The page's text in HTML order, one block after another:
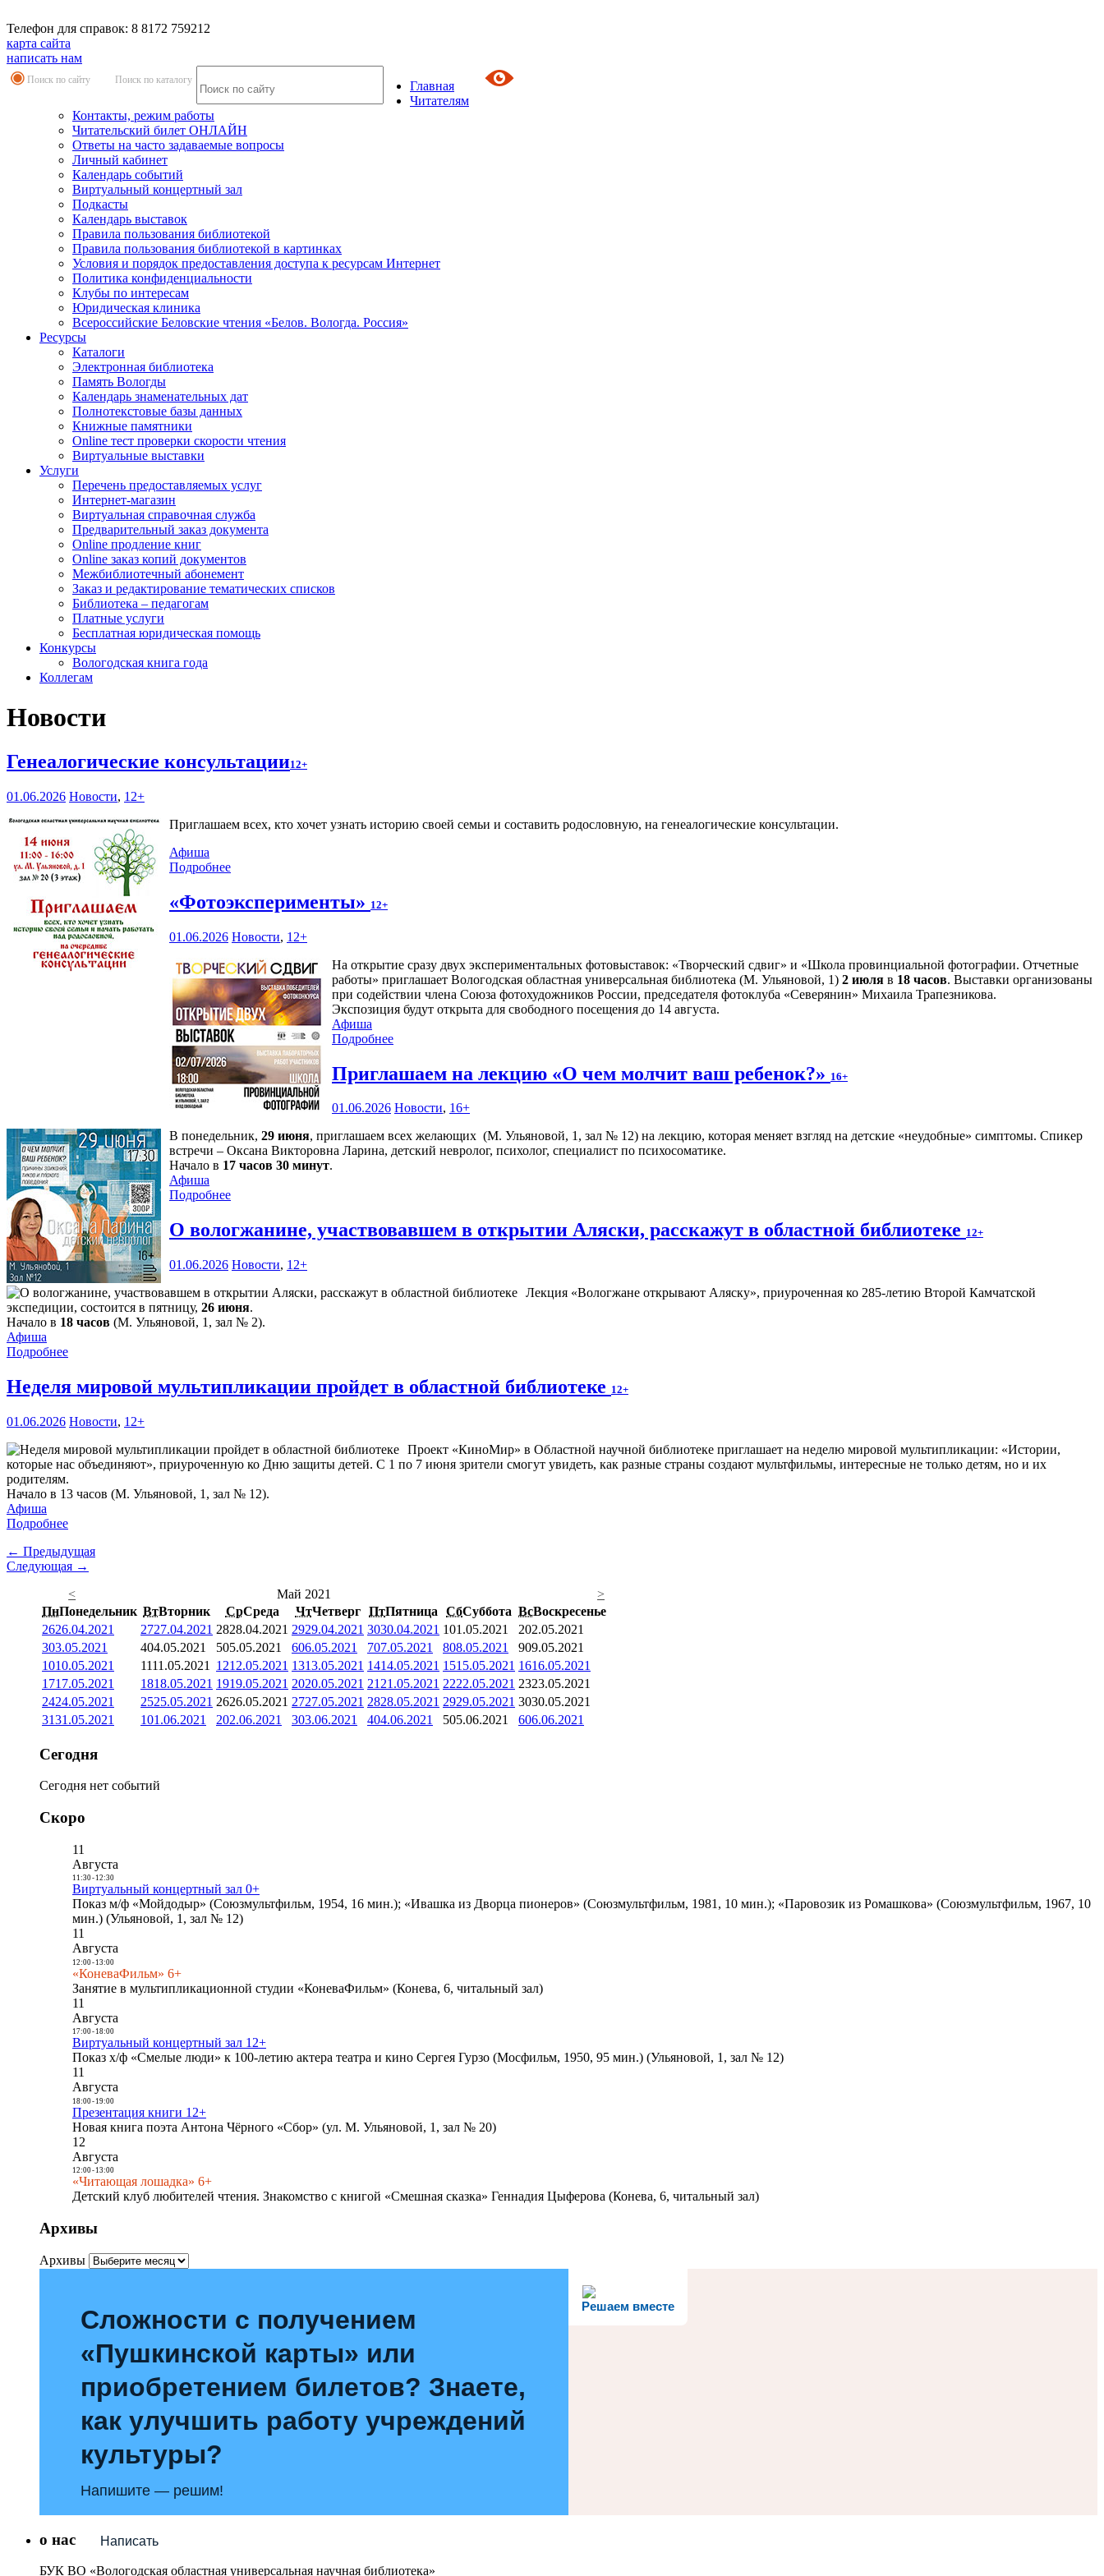
Телефон для справок: 8 8172 759212
карта сайта
написать нам
Поиск по сайту Поиск по каталогу
Главная
Читателям
Контакты, режим работы
Читательский билет ОНЛАЙН
Ответы на часто задаваемые вопросы
Личный кабинет
Календарь событий
Виртуальный концертный зал
Подкасты
Календарь выставок
Правила пользования библиотекой
Правила пользования библиотекой в картинках
Условия и порядок предоставления доступа к ресурсам Интернет
Политика конфиденциальности
Клубы по интересам
Юридическая клиника
Всероссийские Беловские чтения «Белов. Вологда. Россия»
Ресурсы
Каталоги
Электронная библиотека
Память Вологды
Календарь знаменательных дат
Полнотекстовые базы данных
Книжные памятники
Online тест проверки скорости чтения
Виртуальные выставки
Услуги
Перечень предоставляемых услуг
Интернет-магазин
Виртуальная справочная служба
Предварительный заказ документа
Online продление книг
Online заказ копий документов
Межбиблиотечный абонемент
Заказ и редактирование тематических списков
Библиотека – педагогам
Платные услуги
Бесплатная юридическая помощь
Конкурсы
Вологодская книга года
Коллегам
Новости
Генеалогические консультации12+
01.06.2026 Новости, 12+
Приглашаем всех, кто хочет узнать историю своей семьи и составить родословную, на генеалогические консультации.
Афиша
Подробнее
«Фотоэксперименты» 12+
01.06.2026 Новости, 12+
На открытие сразу двух экспериментальных фотовыставок: «Творческий сдвиг» и «Школа провинциальной фотографии. Отчетные
работы» приглашает Вологодская областная универсальная библиотека (М. Ульяновой, 1) 2 июля в 18 часов. Выставки организованы
при содействии члена Союза фотохудожников России, председателя фотоклуба «Северянин» Михаила Трапезникова.
Экспозиция будут открыта для свободного посещения до 14 августа.
Афиша
Подробнее
Приглашаем на лекцию «О чем молчит ваш ребенок?» 16+
01.06.2026 Новости, 16+
В понедельник, 29 июня, приглашаем всех желающих (М. Ульяновой, 1, зал № 12) на лекцию, которая меняет взгляд на детские «неудобные» симптомы. Спикер
встречи – Оксана Викторовна Ларина, детский невролог, психолог, специалист по психосоматике.
Начало в 17 часов 30 минут.
Афиша
Подробнее
О вологжанине, участвовавшем в открытии Аляски, расскажут в областной библиотеке 12+
01.06.2026 Новости, 12+
Лекция «Вологжане открывают Аляску», приуроченная ко 285-летию Второй Камчатской
экспедиции, состоится в пятницу, 26 июня.
Начало в 18 часов (М. Ульяновой, 1, зал № 2).
Афиша
Подробнее
Неделя мировой мультипликации пройдет в областной библиотеке 12+
01.06.2026 Новости, 12+
Проект «КиноМир» в Областной научной библиотеке приглашает на неделю мировой мультипликации: «Истории,
которые нас объединяют», приуроченную ко Дню защиты детей. С 1 по 7 июня зрители смогут увидеть, как разные страны создают мультфильмы, интересные не только детям, но и их
родителям.
Начало в 13 часов (М. Ульяновой, 1, зал № 12).
Афиша
Подробнее
← Предыдущая
Следующая →
<
Май 2021
>
ПнПонедельник ВтВторник СрСреда ЧтЧетверг ПтПятница СбСуббота ВсВоскресенье
2626.04.2021 2727.04.2021 2828.04.2021 2929.04.2021 3030.04.2021 101.05.2021 202.05.2021
303.05.2021 404.05.2021 505.05.2021 606.05.2021 707.05.2021 808.05.2021 909.05.2021
1010.05.2021 1111.05.2021 1212.05.2021 1313.05.2021 1414.05.2021 1515.05.2021 1616.05.2021
1717.05.2021 1818.05.2021 1919.05.2021 2020.05.2021 21 21.05.2021 2222.05.2021 2323.05.2021
2424.05.2021 2525.05.2021 2626.05.2021 2727.05.2021 2828.05.2021 2929.05.2021 3030.05.2021
3131.05.2021 101.06.2021 202.06.2021 303.06.2021 404.06.2021 505.06.2021 606.06.2021
Сегодня
Сегодня нет событий
Скоро
11
Августа
11:30- 12:30
Виртуальный концертный зал 0+
Показ м/ф «Мойдодыр» (Союзмультфильм, 1954, 16 мин.); «Ивашка из Дворца пионеров» (Союзмультфильм, 1981, 10 мин.); «Паровозик из Ромашкова» (Союзмультфильм, 1967, 10
мин.) (Ульяновой, 1, зал № 12)
11
Августа
12:00- 13:00
«КоневаФильм» 6+
Занятие в мультипликационной студии «КоневаФильм» (Конева, 6, читальный зал)
11
Августа
17:00- 18:00
Виртуальный концертный зал 12+
Показ х/ф «Смелые люди» к 100-летию актера театра и кино Сергея Гурзо (Мосфильм, 1950, 95 мин.) (Ульяновой, 1, зал № 12)
11
Августа
18:00- 19:00
Презентация книги 12+
Новая книга поэта Антона Чёрного «Сбор» (ул. М. Ульяновой, 1, зал № 20)
12
Августа
12:00- 13:00
«Читающая лошадка» 6+
Детский клуб любителей чтения. Знакомство с книгой «Смешная сказка» Геннадия Цыферова (Конева, 6, читальный зал)
Архивы
Архивы
Решаем вместе
Сложности с получением
«Пушкинской карты» или
приобретением билетов? Знаете,
как улучшить работу учреждений
культуры?
Напишите — решим!
Написать
о нас
БУК ВО «Вологодская областная универсальная научная библиотека»